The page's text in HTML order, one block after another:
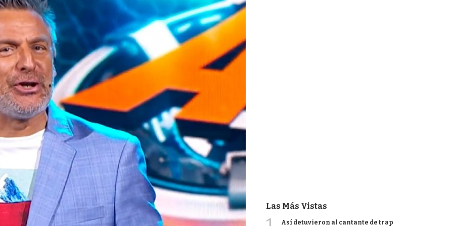
Las Más Vistas
Así detuvieron al cantante de trap